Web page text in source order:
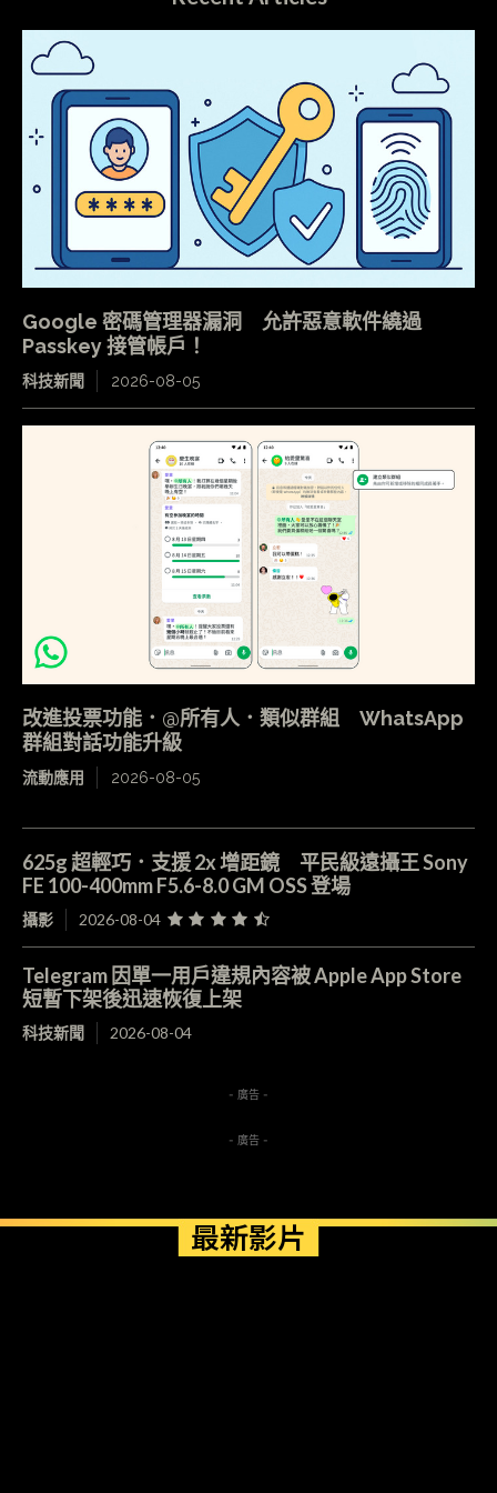
Google 密碼管理器漏洞 允許惡意軟件繞過
Passkey 接管帳戶！
科技新聞 2026-08-05
改進投票功能．@所有人．類似群組 WhatsApp
群組對話功能升級
流動應用 2026-08-05
625g 超輕巧．支援 2x 增距鏡 平民級遠攝王 Sony
FE 100-400mm F5.6-8.0 GM OSS 登場
攝影 2026-08-04
Telegram 因單一用戶違規內容被 Apple App Store
短暫下架後迅速恢復上架
科技新聞 2026-08-04
- 廣告 -
- 廣告 -
最新影片